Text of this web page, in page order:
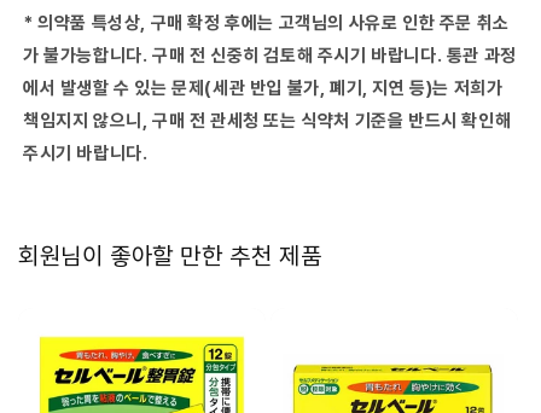
* 의약품 특성상, 구매 확정 후에는 고객님의 사유로 인한 주문 취소
가 불가능합니다. 구매 전 신중히 검토해 주시기 바랍니다. 통관 과정
에서 발생할 수 있는 문제(세관 반입 불가, 폐기, 지연 등)는 저희가
책임지지 않으니, 구매 전 관세청 또는 식약처 기준을 반드시 확인해
주시기 바랍니다.
회원님이 좋아할 만한 추천 제품